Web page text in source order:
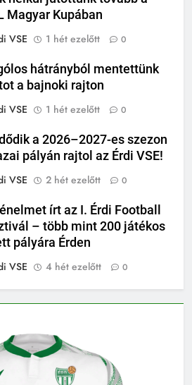
Magyar Kupában
VSE
1 hét ezelőtt 0
hátrányból mentettünk
a bajnoki rajton
VSE
1 hét ezelőtt 0
a 2026–2027-es szezon
pályán rajtol az Érdi VSE!
VSE
2 hét ezelőtt 0
írt az I. Érdi Football
– több mint 200 játékos
pályára Érden
VSE
4 hét ezelőtt 0